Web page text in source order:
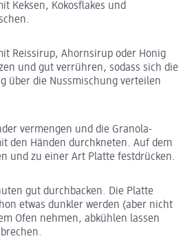
Keksen, Kokosflakes und
Reissirup, Ahornsirup oder Honig
und gut verrühren, sodass sich die
über die Nussmischung verteilen
vermengen und die Granola-
den Händen durchkneten. Auf dem
und zu einer Art Platte festdrücken.
gut durchbacken. Die Platte
etwas dunkler werden (aber nicht
Ofen nehmen, abkühlen lassen